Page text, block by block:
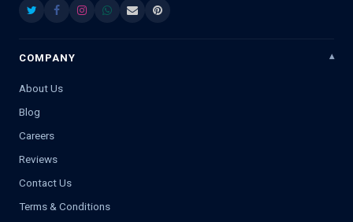
COMPANY
About Us
Blog
Careers
Reviews
Contact Us
Terms & Conditions